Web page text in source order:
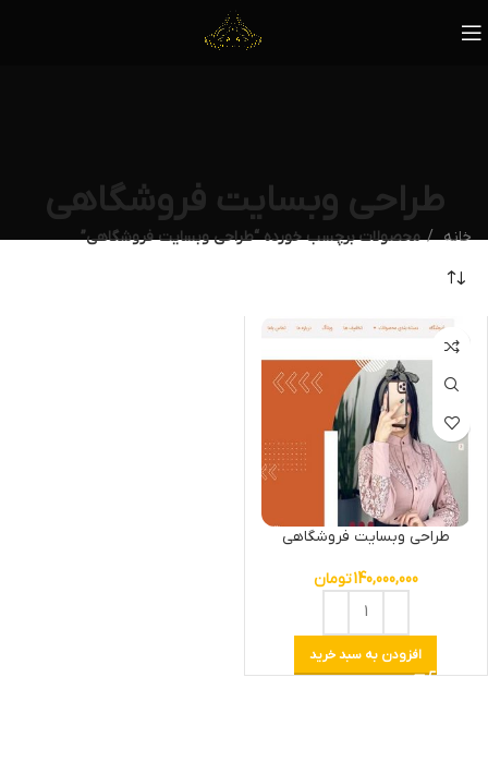
طراحی وبسایت فروشگاهی
خانه محصولات برچسب خورده “طراحی وبسایت فروشگاهی”
طراحی وبسایت فروشگاهی
140,000,000تومان
افزودن به سبد خرید